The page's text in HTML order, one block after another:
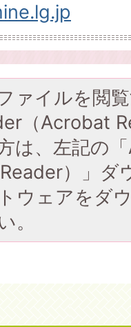
ァイルを閲
（Acrobat
は、左記の
）」ダ
ウェアをダ
。